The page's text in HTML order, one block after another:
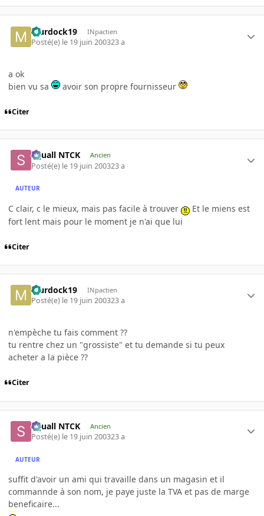
Murdock19 INpactien
Posté(e) le 19 juin 200323 a
a ok
bien vu sa
avoir son propre fournisseur
Citer
Squall NTCK Ancien
Posté(e) le 19 juin 200323 a
AUTEUR
C clair, c le mieux, mais pas facile à trouver
Et le miens est
fort lent mais pour le moment je n'ai que lui
Citer
Murdock19 INpactien
Posté(e) le 19 juin 200323 a
n'empèche tu fais comment ??
tu rentre chez un "grossiste" et tu demande si tu peux
acheter a la pièce ??
Citer
Squall NTCK Ancien
Posté(e) le 19 juin 200323 a
AUTEUR
suffit d'avoir un ami qui travaille dans un magasin et il
commannde à son nom, je paye juste la TVA et pas de marge
beneficaire...